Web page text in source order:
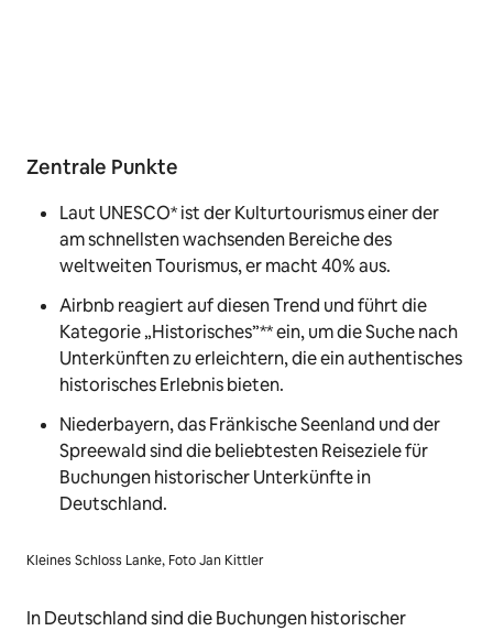
Zentrale Punkte
Laut UNESCO* ist der Kulturtourismus einer der
am schnellsten wachsenden Bereiche des
weltweiten Tourismus, er macht 40% aus.
Airbnb reagiert auf diesen Trend und führt die
Kategorie „Historisches”** ein, um die Suche nach
Unterkünften zu erleichtern, die ein authentisches
historisches Erlebnis bieten.
Niederbayern, das Fränkische Seenland und der
Spreewald sind die beliebtesten Reiseziele für
Buchungen historischer Unterkünfte in
Deutschland.
Kleines Schloss Lanke, Foto Jan Kittler
In Deutschland sind die Buchungen historischer